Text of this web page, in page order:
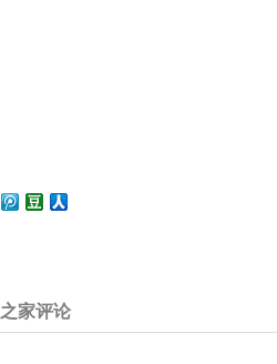
之家评论